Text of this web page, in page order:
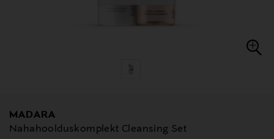
MADARA
Nahahoolduskomplekt Cleansing Set